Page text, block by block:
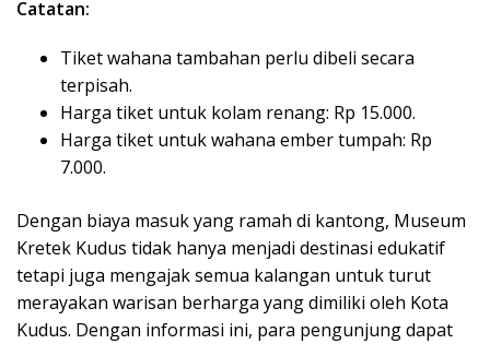
Catatan:
Tiket wahana tambahan perlu dibeli secara
terpisah.
Harga tiket untuk kolam renang: Rp 15.000.
Harga tiket untuk wahana ember tumpah: Rp
7.000.
Dengan biaya masuk yang ramah di kantong, Museum
Kretek Kudus tidak hanya menjadi destinasi edukatif
tetapi juga mengajak semua kalangan untuk turut
merayakan warisan berharga yang dimiliki oleh Kota
Kudus. Dengan informasi ini, para pengunjung dapat